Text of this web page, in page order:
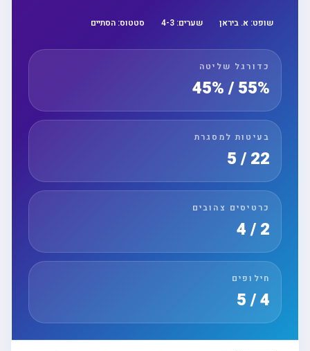
שופט:א. ביראן שערים: 4 -3 סטטוס:הסתיים
כדורגל שליטה
55% / 45%
בעיטות למסגרת
22 / 5
כרטיסים צהובים
חילופים